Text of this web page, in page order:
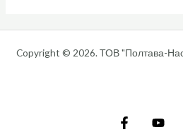
Copyright © 2026. ТОВ "Полтава-